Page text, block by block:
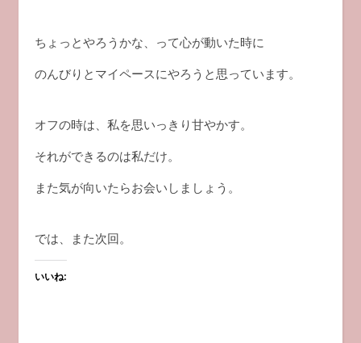
ちょっとやろうかな、って心が動いた時に
のんびりとマイペースにやろうと思っています。
オフの時は、私を思いっきり甘やかす。
それができるのは私だけ。
また気が向いたらお会いしましょう。
では、また次回。
いいね: